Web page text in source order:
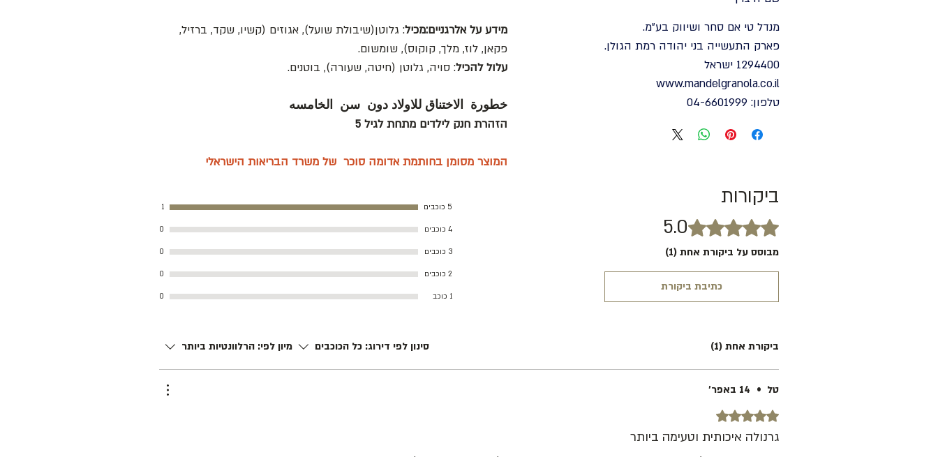
מידע על אלרגניים:מכיל: גלוטן(שיבולת שועל), אגוזים (קשיו, שקד, ברזיל,
פקאן, לוז, מלך, קוקוס), שומשום.
עלול להכיל: סויה, גלוטן (חיטה, שעורה), בוטנים.
خطورة الاختناق للاولاد دون سن الخامسه
הזהרת חנק לילדים מתחת לגיל 5
המוצר מסומן בחותמת אדומה סוכר של משרד הבריאות הישראלי
מנדל טי אם סחר ושיווק בע"מ.
פארק התעשייה בני יהודה רמת הגולן.
1294400 ישראל
www.mandelgranola.co.il
טלפון: 04-6601999
ביקורות
דירוג של 5 מתוך 5 כוכבים. 5.0
מבוסס על ביקורת אחת (1)
כתיבת ביקורת
5 כוכבים 1
4 כוכבים 0
3 כוכבים 0
2 כוכבים 0
1 כוכב 0
ביקורת אחת (1) סינון לפי דירוג: כל הכוכבים מיון לפי: הרלוונטיות ביותר
טל • 14 באפר׳
דירוג של 5 מתוך 5 כוכבים.
גרנולה איכותית וטעימה ביותר